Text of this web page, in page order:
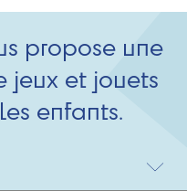
propose une
jeux et jouets
enfants.